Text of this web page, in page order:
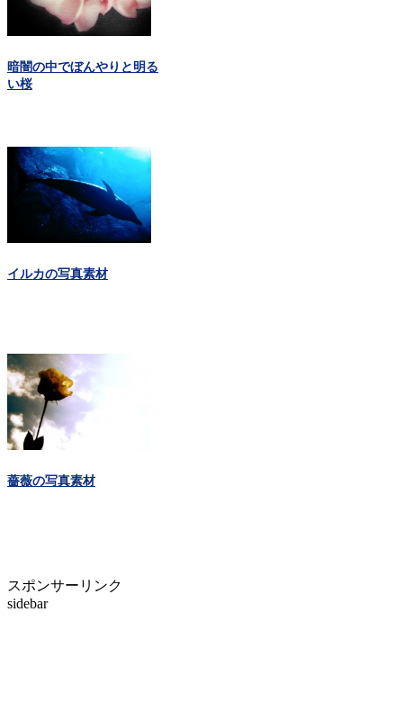
暗闇の中でぼんやりと明る
い桜
イルカの写真素材
薔薇の写真素材
スポンサーリンク
sidebar